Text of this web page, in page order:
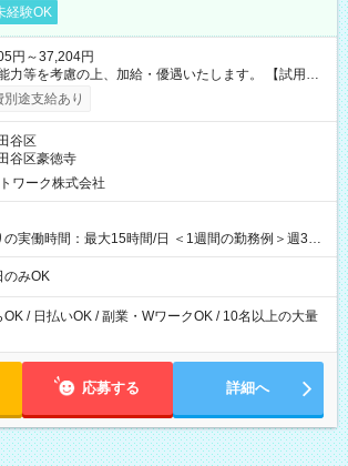
経験OK
円～37,204円
等を考慮の上、加給・優遇いたします。 【試用期
間なし
別途支給あり
谷区
谷区豪徳寺
ワーク株式会社
の実働時間：最大15時間/日 ＜1週間の勤務例＞週3回
・水・金 休み：火・木・土・日 好きな時にお仕事
に勤務し
のみOK
/ 日払いOK / 副業・WワークOK / 10名以上の大量
応募する 詳細へ